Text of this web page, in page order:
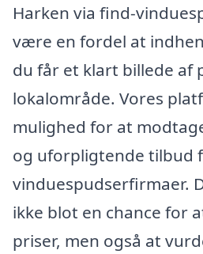
Harken via find-
være en fordel at
du får et klart billede af
lokalområde. Vores
mulighed for at
og uforpligtende tilbud
vinduespudserfirmaer.
ikke blot en chance for
priser, men også at